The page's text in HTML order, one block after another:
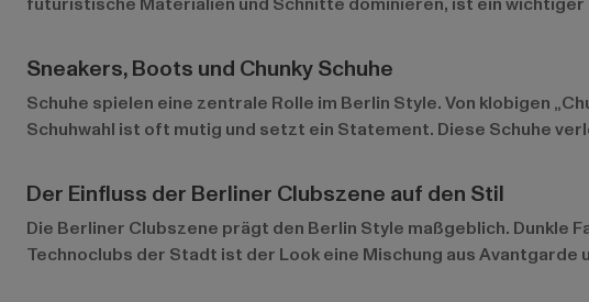
Sneakers, Boots und Chunky Schuhe
Schuhe spielen eine zentrale Rolle im Berlin Style. Von klobigen
Schuhwahl ist oft mutig und setzt ein Statement. Diese Schuhe
Der Einfluss der Berliner Clubszene auf den Stil
Die Berliner Clubszene prägt den Berlin Style maßgeblich.
Technoclubs der Stadt ist der Look eine Mischung aus